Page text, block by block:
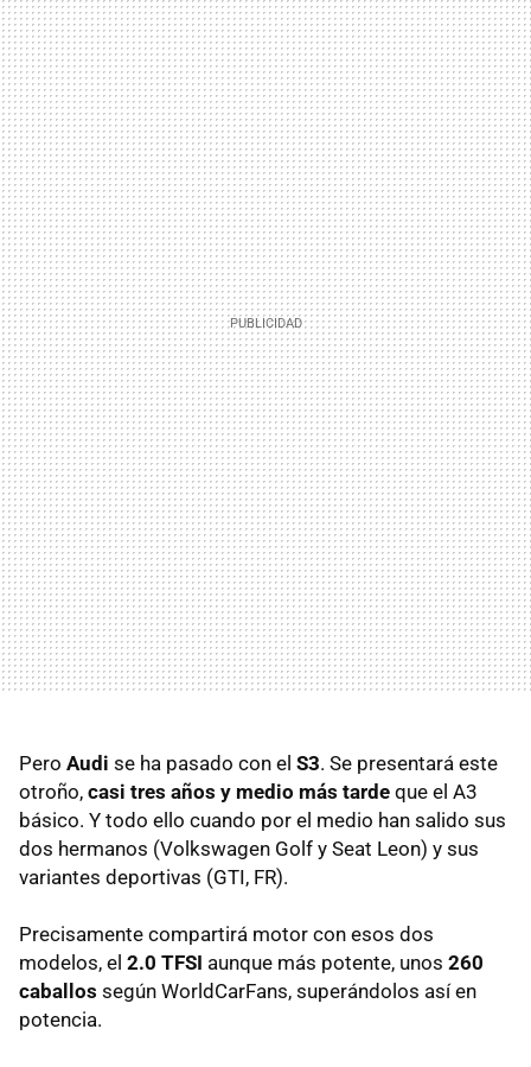
Pero Audi se ha pasado con el S3. Se presentará este
otroño, casi tres años y medio más tarde que el A3
básico. Y todo ello cuando por el medio han salido sus
dos hermanos (Volkswagen Golf y Seat Leon) y sus
variantes deportivas (GTI, FR).
Precisamente compartirá motor con esos dos
modelos, el 2.0 TFSI aunque más potente, unos 260
caballos según WorldCarFans, superándolos así en
potencia.